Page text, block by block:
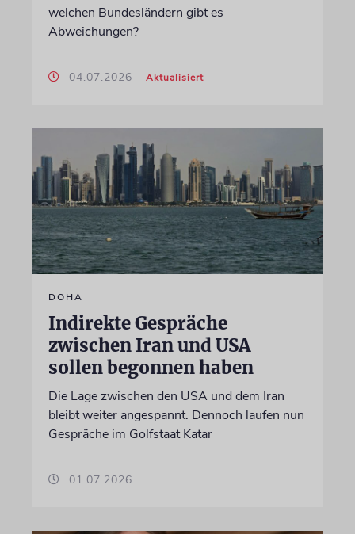
welchen Bundesländern gibt es
Abweichungen?
04.07.2026 Aktualisiert
DOHA
Indirekte Gespräche
zwischen Iran und USA
sollen begonnen haben
Die Lage zwischen den USA und dem Iran
bleibt weiter angespannt. Dennoch laufen nun
Gespräche im Golfstaat Katar
01.07.2026